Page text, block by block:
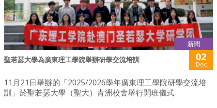
新聞
聖若瑟大學為廣東理工學院舉辦研學交流培訓 02
Dec
11月21日舉辦的「2025/2026學年廣東理工學院研學交流培
訓」於聖若瑟大學（聖大）青洲校舍舉行開班儀式.